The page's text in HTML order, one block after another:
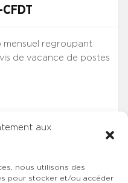
aux
nous utilisons des
pour stocker et/ou accéder
mensuel regroupant
de vacance de postes